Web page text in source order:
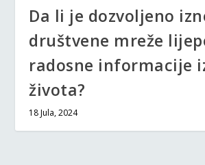
Da li je dozvoljeno
društvene mreže
radosne informacije
života?
18 Jula, 2024